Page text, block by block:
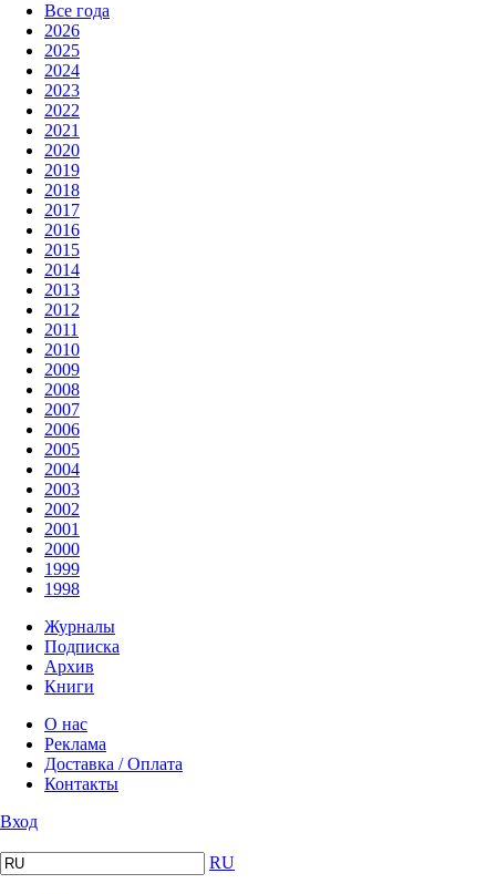
Все года
2026
2025
2024
2023
2022
2021
2020
2019
2018
2017
2016
2015
2014
2013
2012
2011
2010
2009
2008
2007
2006
2005
2004
2003
2002
2001
2000
1999
1998
Журналы
Подписка
Архив
Книги
О нас
Реклама
Доставка / Оплата
Контакты
Вход
RU